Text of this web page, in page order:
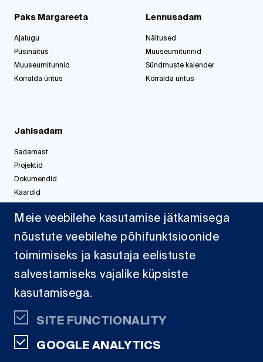
Paks Margareeta
Ajalugu
Püsinäitus
Muuseumitunnid
Korralda üritus
Lennusadam
Näitused
Muuseumitunnid
Sündmuste kalender
Korralda üritus
Jahisadam
Sadamast
Projektid
Dokumendid
Kaardid
SA Eesti Meremuuseum
Vesilennuki 1, 10415 Tallinn
+372 641 1408
info@meremuuseum.ee
Meie veebilehe kasutamise jätkamisega
nõustute veebilehe põhifunktsioonide
toimimiseks ja kasutaja eelistuste
salvestamiseks vajalike küpsiste
kasutamisega.
SITE FUNCTIONALITY
GOOGLE ANALYTICS